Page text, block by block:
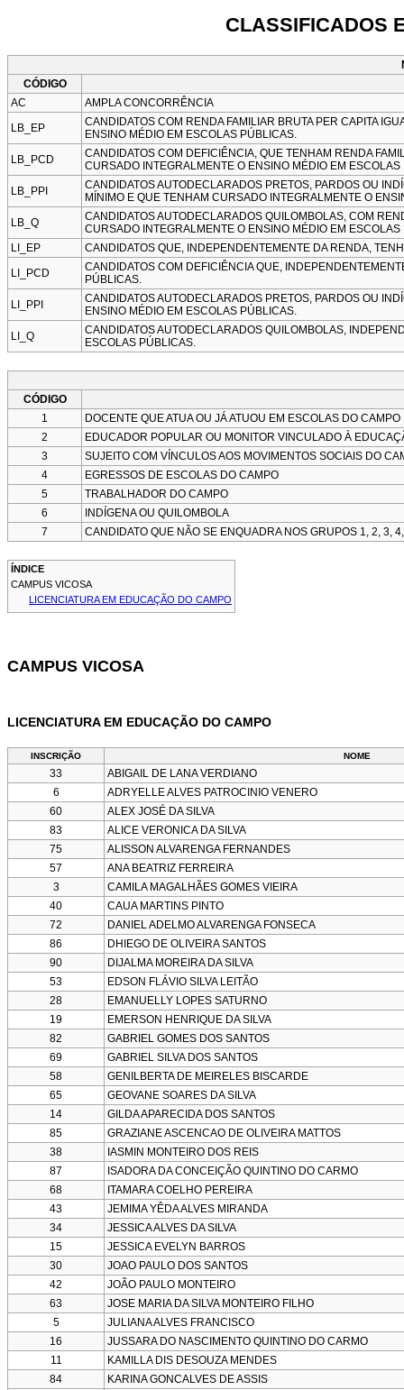
CLASSIFICADOS
CÓDIGO
AC
AMPLA CONCORRÊNCIA
LB_EP
CANDIDATOS COM RENDA FAMILIAR BRUTA PER CAPITA
ENSINO MÉDIO EM ESCOLAS PÚBLICAS.
LB_PCD
CANDIDATOS COM DEFICIÊNCIA, QUE TENHAM RENDA
CURSADO INTEGRALMENTE O ENSINO MÉDIO EM ESCOLAS
LB_PPI
CANDIDATOS AUTODECLARADOS PRETOS, PARDOS OU
MÍNIMO E QUE TENHAM CURSADO INTEGRALMENTE O
LB_Q
CANDIDATOS AUTODECLARADOS QUILOMBOLAS, COM
CURSADO INTEGRALMENTE O ENSINO MÉDIO EM ESCOLAS
LI_EP
CANDIDATOS QUE, INDEPENDENTEMENTE DA RENDA,
LI_PCD
CANDIDATOS COM DEFICIÊNCIA QUE,
PÚBLICAS.
LI_PPI
CANDIDATOS AUTODECLARADOS PRETOS, PARDOS OU
ENSINO MÉDIO EM ESCOLAS PÚBLICAS.
LI_Q
CANDIDATOS AUTODECLARADOS QUILOMBOLAS,
ESCOLAS PÚBLICAS.
CÓDIGO
1
DOCENTE QUE ATUA OU JÁ ATUOU EM ESCOLAS DO CAMPO
2
EDUCADOR POPULAR OU MONITOR VINCULADO À
3
SUJEITO COM VÍNCULOS AOS MOVIMENTOS SOCIAIS DO
4
EGRESSOS DE ESCOLAS DO CAMPO
5
TRABALHADOR DO CAMPO
6
INDÍGENA OU QUILOMBOLA
7
CANDIDATO QUE NÃO SE ENQUADRA NOS GRUPOS 1, 2, 3,
ÍNDICE
CAMPUS VICOSA
LICENCIATURA EM EDUCAÇÃO DO CAMPO
CAMPUS VICOSA
LICENCIATURA EM EDUCAÇÃO DO CAMPO
INSCRIÇÃO NOME
33
ABIGAIL DE LANA VERDIANO
6
ADRYELLE ALVES PATROCINIO VENERO
60
ALEX JOSÉ DA SILVA
83
ALICE VERONICA DA SILVA
75
ALISSON ALVARENGA FERNANDES
57
ANA BEATRIZ FERREIRA
3
CAMILA MAGALHÃES GOMES VIEIRA
40
CAUA MARTINS PINTO
72
DANIEL ADELMO ALVARENGA FONSECA
86
DHIEGO DE OLIVEIRA SANTOS
90
DIJALMA MOREIRA DA SILVA
53
EDSON FLÁVIO SILVA LEITÃO
28
EMANUELLY LOPES SATURNO
19
EMERSON HENRIQUE DA SILVA
82
GABRIEL GOMES DOS SANTOS
69
GABRIEL SILVA DOS SANTOS
58
GENILBERTA DE MEIRELES BISCARDE
65
GEOVANE SOARES DA SILVA
14
GILDA APARECIDA DOS SANTOS
85
GRAZIANE ASCENCAO DE OLIVEIRA MATTOS
38
IASMIN MONTEIRO DOS REIS
87
ISADORA DA CONCEIÇÃO QUINTINO DO CARMO
68
ITAMARA COELHO PEREIRA
43
JEMIMA YÊDA ALVES MIRANDA
34
JESSICA ALVES DA SILVA
15
JESSICA EVELYN BARROS
30
JOAO PAULO DOS SANTOS
42
JOÃO PAULO MONTEIRO
63
JOSE MARIA DA SILVA MONTEIRO FILHO
5
JULIANA ALVES FRANCISCO
16
JUSSARA DO NASCIMENTO QUINTINO DO CARMO
11
KAMILLA DIS DESOUZA MENDES
84
KARINA GONCALVES DE ASSIS